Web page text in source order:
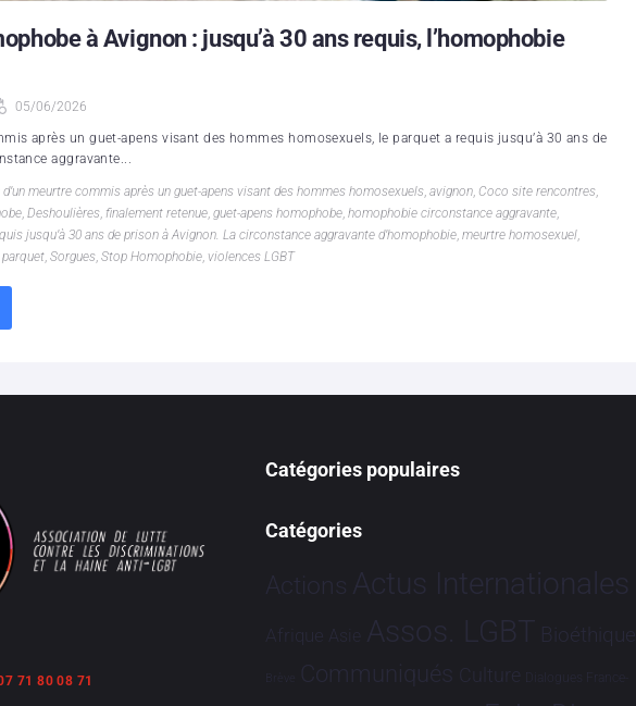
à Avignon : jusqu’à 30 ans requis, l’homophobie
05/06/2026
après un guet-apens visant des hommes homosexuels, le parquet a requis jusqu’à 30 ans de
aggravante...
meurtre commis après un guet-apens visant des hommes homosexuels, avignon, Coco site rencontres,
, Deshoulières, finalement retenue, guet-apens homophobe, homophobie circonstance aggravante,
jusqu’à 30 ans de prison à Avignon. La circonstance aggravante d’homophobie, meurtre homosexuel,
, Sorgues, Stop Homophobie, violences LGBT
71 80 08 71
Catégories populaires
Catégories
Actions Actus Internationales
Afrique Asie Assos. LGBT Bioéthique
Brève Communiqués Culture Dialogues France-